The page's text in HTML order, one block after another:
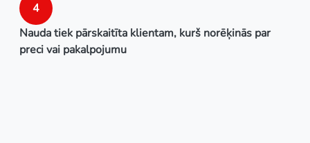
4
Nauda tiek pārskaitīta klientam, kurš norēķinās par
preci vai pakalpojumu